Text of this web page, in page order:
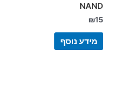
NAND
₪15
מידע נוסף